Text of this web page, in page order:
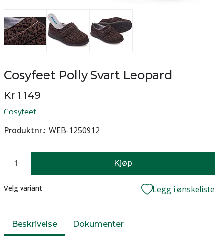
Cosyfeet Polly Svart Leopard
Kr 1 149
Cosyfeet
Produktnr. WEB-1250912
Kjøp
Lager
Velg variant Legg i ønskeliste
Beskrivelse Dokumenter